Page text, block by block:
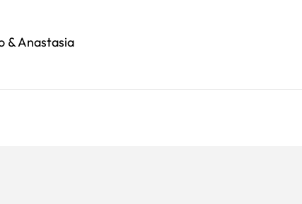
& Anastasia